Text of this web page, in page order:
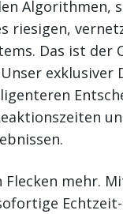
Algorithmen,
riesigen,
Das ist der
exklusiver
Flecken mehr.